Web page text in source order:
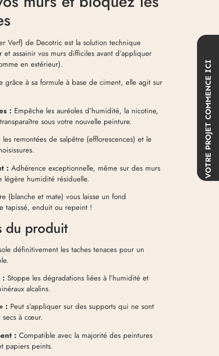
VOTRE PROJET
COMMENCE ICI
Verf) de Decotric est la solution technique
assainir vos murs difficiles avant d’appliquer
en extérieur).
grâce à sa formule à base de ciment, elle agit sur
: Empêche les auréoles d’humidité, la nicotine,
sous votre nouvelle peinture.
les remontées de salpêtre (efflorescences) et le
: Adhérence exceptionnelle, même sur des murs
légère humidité résiduelle.
(blanche et mate) vous laisse un fond
tapissé, enduit ou repeint !
du produit
définitivement les taches tenaces pour un
: Stoppe les dégradations liées à l’humidité et
alcalins.
: Peut s’appliquer sur des supports qui ne sont
secs à cœur.
: Compatible avec la majorité des peintures
papiers peints.